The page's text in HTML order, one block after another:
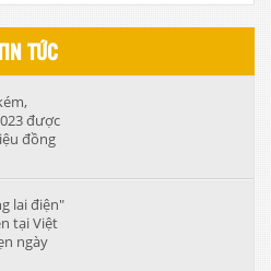
TỨC
được
đồng
lai điện"
tại Việt
ngày